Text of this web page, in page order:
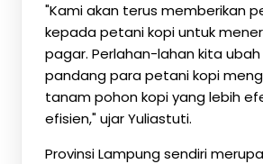
"Kami akan terus memberikan
kepada petani kopi untuk
pagar. Perlahan-lahan kita
pandang para petani kopi
tanam pohon kopi yang lebih
efisien," ujar Yuliastuti.
Provinsi Lampung sendiri